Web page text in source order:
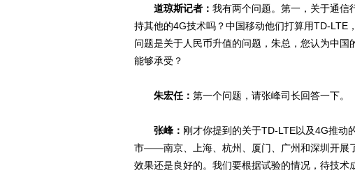
道琼斯记者： 我有两个问题。第一，关于通信
持其他的4G技术吗？中国移动他们打算用TD-LTE
问题是关于人民币升值的问题，朱总，您认为中
能够承受？
朱宏任： 第一个问题，请张峰司长回答一下。
张峰： 刚才你提到的关于TD-LTE以及4G推动
市——南京、上海、杭州、厦门、广州和深圳开展
效果还是良好的。我们要根据试验的情况，待技